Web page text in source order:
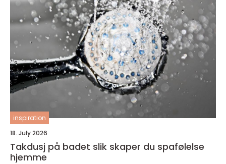
inspiration
18. July 2026
Takdusj på badet slik skaper du spafølelse
hjemme